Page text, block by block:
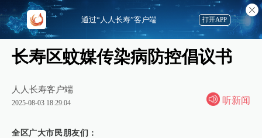
长寿区蚊媒传染病防控倡议书
人人长寿客户端
2025-08-03 18:29:04 听新闻
全区广大市民朋友们：
通过“人人长寿”客户端 打开APP